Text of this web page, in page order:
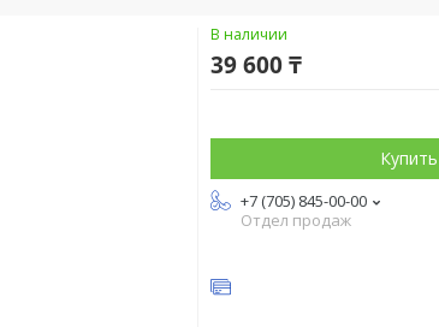
В наличии
39 600 ₸
Купить
+7 (705) 845-00-00
Отдел продаж